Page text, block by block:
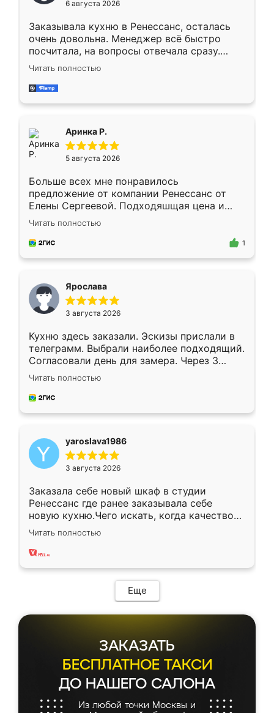
мебели буду заказывать только здесь.
6 августа 2026
Заказывала кухню в Ренессанс, осталась
очень довольна. Менеджер всё быстро
посчитала, на вопросы отвечала сразу.
Замерщик приехал в субботу, подошёл к
делу со всей ответственностью. Собрали
за день, ребята работали аккуратно, даже
Читать полностью
Аринка Р.
5 августа 2026
Больше всех мне понравилось
предложение от компании Ренессанс от
Елены Сергеевой. Подходяшщая цена и
короткие сроки изготовления. Приехавший
для замера сотрудник Владислав
предложил по моему эскизу самый
Читать полностью
1
Ярослава
3 августа 2026
Кухню здесь заказали. Эскизы прислали в
телеграмм. Выбрали наиболее подходящий.
Согласовали день для замера. Через 3
недели кухня была уже готова. Остались
довольны работой. Спасибо Ренессанс
мебель за качественную работу!
Читать полностью
yaroslava1986
3 августа 2026
Заказала себе новый шкаф в студии
Ренессанс где ранее заказывала себе
новую кухню.Чего искать, когда качеством
вполне довольна. Служит кухня уже почти
два года, нареканий нет.
Читать полностью
Еще
ЗАКАЗАТЬ
БЕСПЛАТНОЕ ТАКСИ
ДО НАШЕГО САЛОНА
Из любой точки Москвы и